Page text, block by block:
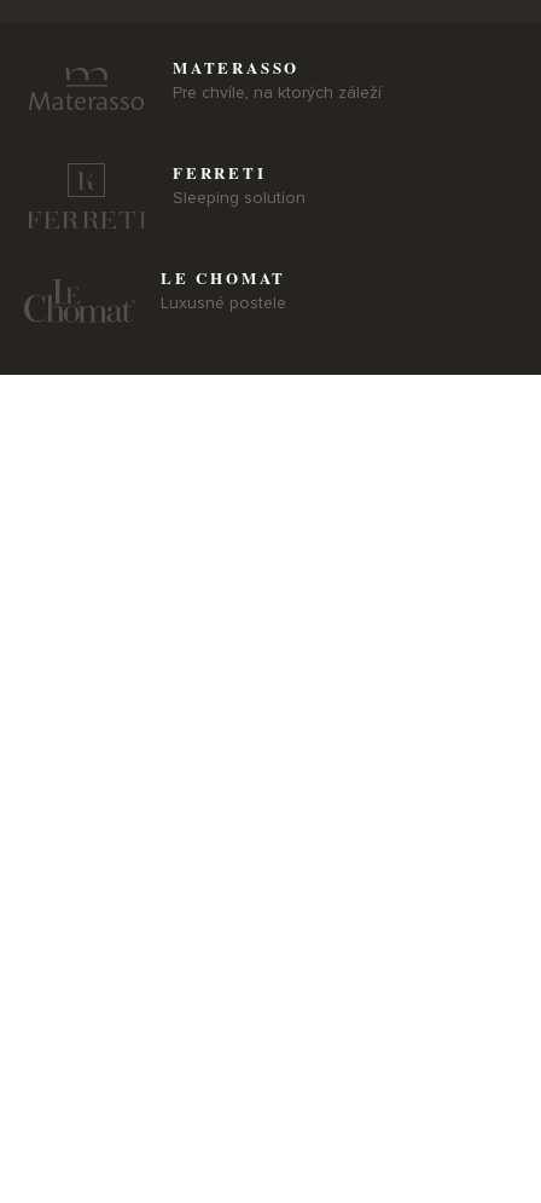
MATERASSO
Pre chvíle, na ktorých záleží
FERRETI
Sleeping solution
LE CHOMAT
Luxusné postele